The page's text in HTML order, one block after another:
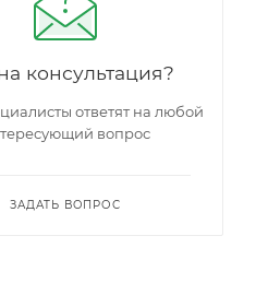
консультация?
ответят на любой
вопрос
ЗАДАТЬ ВОПРОС